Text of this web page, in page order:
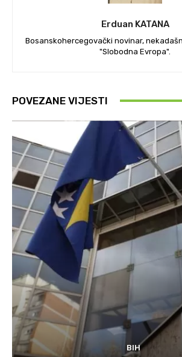
Erduan KATANA
Bosanskohercegovački novinar,
"Slobodna Evropa".
POVEZANE VIJESTI
BIH